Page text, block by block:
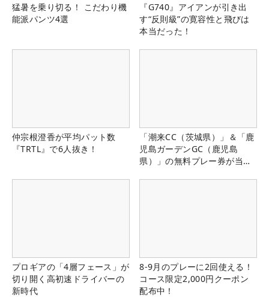
猛暑を乗り切る！ こだわり機
能派パンツ4選
『G740』アイアンが引き出
す“反則級”の寛容性と飛びは
本当だった！
仲宗根澄香が平均パット数
『TRTL』で6人抜き！
「潮来CC（茨城県）」＆「鹿
児島ガーデンGC（鹿児島
県）」の無料プレー券が当た
プロギアの「4層フェース」が
切り開く高初速ドライバーの
新時代
8-9月のプレーに2回使える！
コース限定2,000円クーポン
配布中！